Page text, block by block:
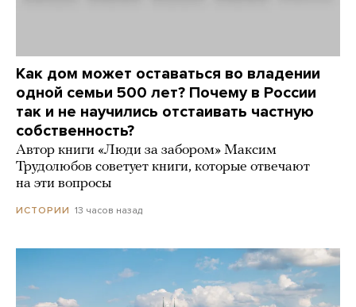
Как дом может оставаться во владении
одной семьи 500 лет? Почему в России
так и не научились отстаивать частную
собственность?
Автор книги «Люди за забором» Максим
Трудолюбов советует книги, которые отвечают
на эти вопросы
ИСТОРИИ 13 часов назад